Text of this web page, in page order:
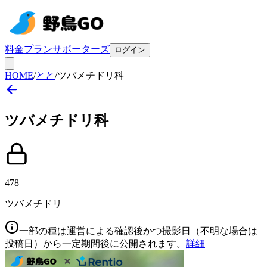
料金プランサポーターズ ログイン
HOME/とと/ツバメチドリ科
ツバメチドリ 科
478
ツバメチドリ
一部の種は運営による確認後かつ撮影日（不明な場合は
投稿日）から一定期間後に公開されます。 詳細